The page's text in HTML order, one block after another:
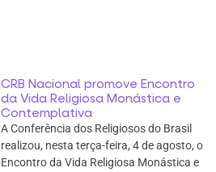
CRB Nacional promove Encontro
da Vida Religiosa Monástica e
Contemplativa
A Conferência dos Religiosos do Brasil
realizou, nesta terça-feira, 4 de agosto, o
Encontro da Vida Religiosa Monástica e